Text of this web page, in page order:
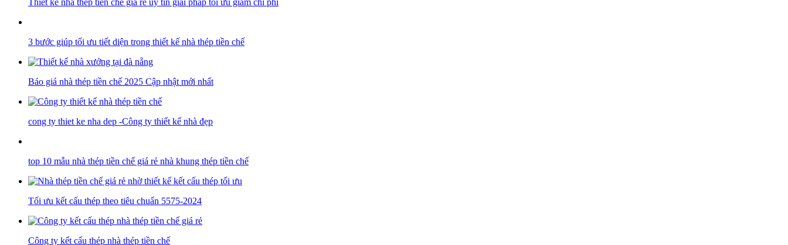
Thiết kế nhà thép tiền chế giá rẻ uy tín giải pháp tối ưu giảm chi phí
3 bước giúp tối ưu tiết diện trong thiết kế nhà thép tiền chế
Báo giá nhà thép tiền chế 2025 Cập nhật mới nhất
cong ty thiet ke nha dep -Công ty thiết kế nhà đẹp
top 10 mẫu nhà thép tiền chế giá rẻ nhà khung thép tiền chế
Tối ưu kết cấu thép theo tiêu chuẩn 5575-2024
Công ty kết cấu thép nhà thép tiền chế